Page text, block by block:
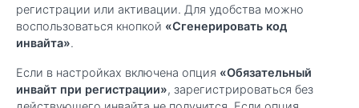
регистрации или активации. Для удобства можно
воспользоваться кнопкой «Сгенерировать код
инвайта».
Если в настройках включена опция «Обязательный
инвайт при регистрации», зарегистрироваться без